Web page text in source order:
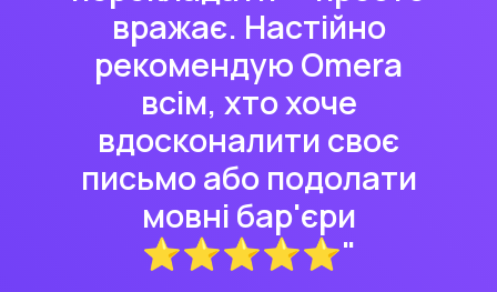
вражає. Настійно
рекомендую Omera
всім, хто хоче
вдосконалити своє
письмо або подолати
мовні бар'єри
⭐⭐⭐⭐⭐"